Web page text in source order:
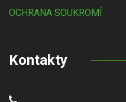
OCHRANA SOUKROMÍ
Kontakty